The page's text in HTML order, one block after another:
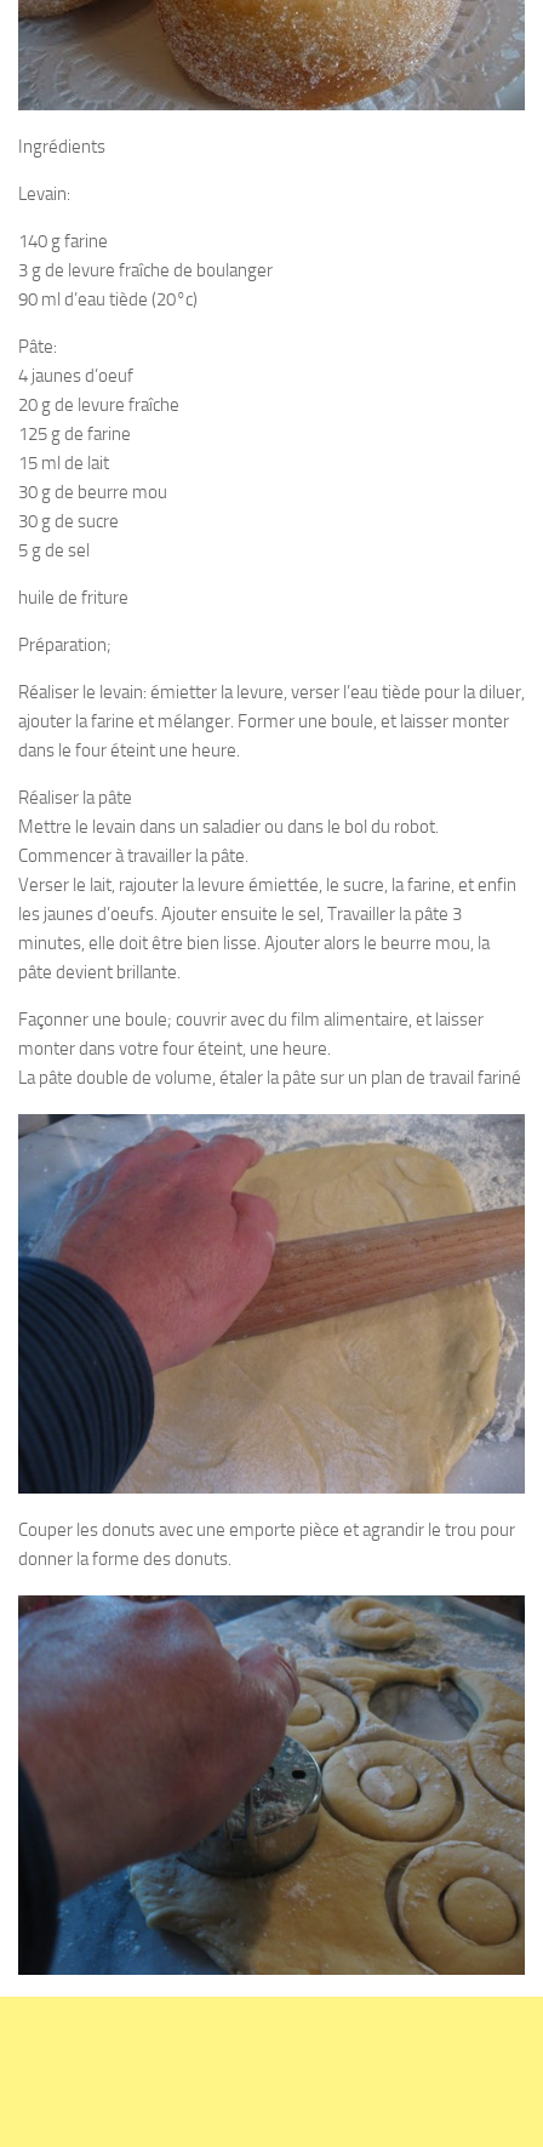
Ingrédients
Levain:
140 g farine
3 g de levure fraîche de boulanger
90 ml d’eau tiède (20°c)
Pâte:
4 jaunes d’oeuf
20 g de levure fraîche
125 g de farine
15 ml de lait
30 g de beurre mou
30 g de sucre
5 g de sel
huile de friture
Préparation;
Réaliser le levain: émietter la levure, verser l’eau tiède pour la diluer,
ajouter la farine et mélanger. Former une boule, et laisser monter
dans le four éteint une heure.
Réaliser la pâte
Mettre le levain dans un saladier ou dans le bol du robot.
Commencer à travailler la pâte.
Verser le lait, rajouter la levure émiettée, le sucre, la farine, et enfin
les jaunes d’oeufs. Ajouter ensuite le sel, Travailler la pâte 3
minutes, elle doit être bien lisse. Ajouter alors le beurre mou, la
pâte devient brillante.
Façonner une boule; couvrir avec du film alimentaire, et laisser
monter dans votre four éteint, une heure.
La pâte double de volume, étaler la pâte sur un plan de travail fariné
Couper les donuts avec une emporte pièce et agrandir le trou pour
donner la forme des donuts.